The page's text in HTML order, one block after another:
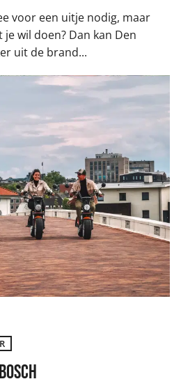
voor een uitje nodig, maar
wil doen? Dan kan Den
uit de brand...